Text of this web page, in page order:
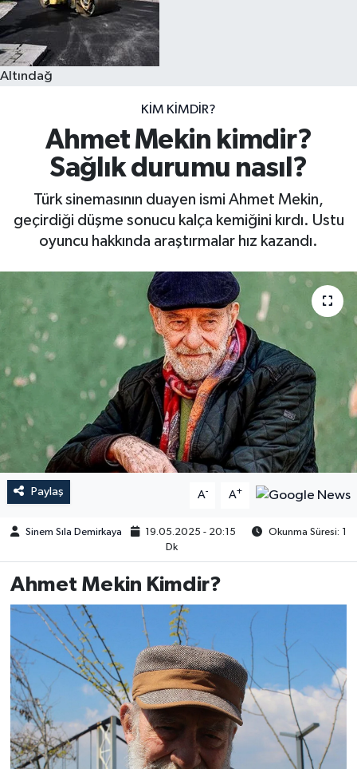
Altındağ
KIM KIMDIR?
Ahmet Mekin kimdir?
Sağlık durumu nasıl?
Türk sinemasının duayen ismi Ahmet Mekin,
geçirdiği düşme sonucu kalça kemiğini kırdı. Ustu
oyuncu hakkında araştırmalar hız kazandı.
Paylaş A- A+
Sinem Sıla Demirkaya 19.05.2025 - 20:15
Okunma Süresi: 1
Dk
Ahmet Mekin Kimdir?